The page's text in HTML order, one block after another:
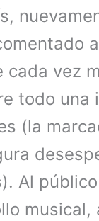
cada vez
todo una
(la
Al